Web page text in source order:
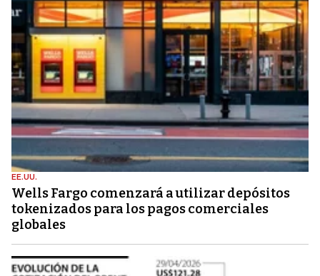
EE.UU.
Wells Fargo comenzará a utilizar depósitos
tokenizados para los pagos comerciales
globales